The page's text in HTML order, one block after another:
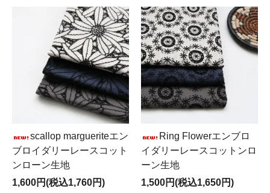
scallop margueriteエン
ブロイダリーレースコット
ンローン生地
1,600円(税込1,760円)
Ring Flowerエンブロ
イダリーレースコットンロ
ーン生地
1,500円(税込1,650円)